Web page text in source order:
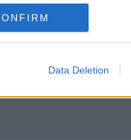
Data Deletion